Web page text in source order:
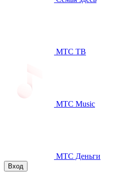
МТС ТВ
МТС Music
МТС Деньги
Вход